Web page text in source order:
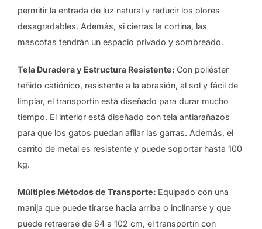
permitir la entrada de luz natural y reducir los olores
desagradables. Además, si cierras la cortina, las
mascotas tendrán un espacio privado y sombreado.
Tela Duradera y Estructura Resistente: Con poliéster
teñido catiónico, resistente a la abrasión, al sol y fácil de
limpiar, el transportín está diseñado para durar mucho
tiempo. El interior está diseñado con tela antiarañazos
para que los gatos puedan afilar las garras. Además, el
carrito de metal es resistente y puede soportar hasta 100
kg.
Múltiples Métodos de Transporte: Equipado con una
manija que puede tirarse hacia arriba o inclinarse y que
puede retraerse de 64 a 102 cm, el transportín con